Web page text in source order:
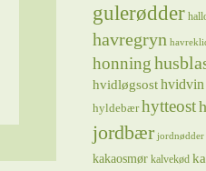
gulerødder
havregryn
honning
hvidløgsost hvidvin
hyldebær hytteost
jordbær jordnødder
kakaosmør kalvekød